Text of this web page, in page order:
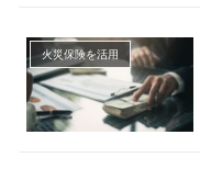
火災保険を活用